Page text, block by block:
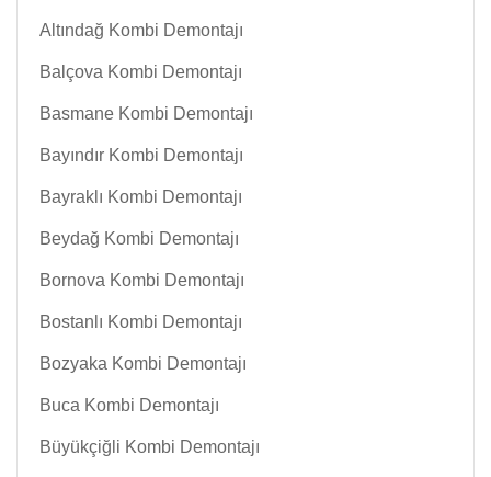
Altındağ Kombi Demontajı
Balçova Kombi Demontajı
Basmane Kombi Demontajı
Bayındır Kombi Demontajı
Bayraklı Kombi Demontajı
Beydağ Kombi Demontajı
Bornova Kombi Demontajı
Bostanlı Kombi Demontajı
Bozyaka Kombi Demontajı
Buca Kombi Demontajı
Büyükçiğli Kombi Demontajı